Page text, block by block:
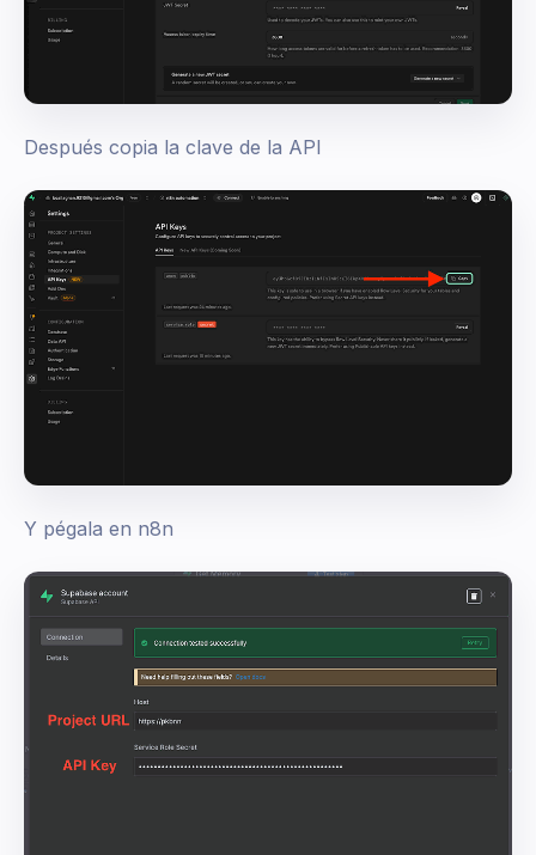
Después copia la clave de la API
Y pégala en n8n